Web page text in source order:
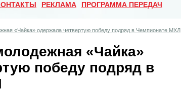
РЕКЛАМА ПРОГРАММА ПЕРЕДАЧ
«Чайка» одержала четвертую победу подряд в Чемпионате МХЛ
«Чайка»
победу подряд в